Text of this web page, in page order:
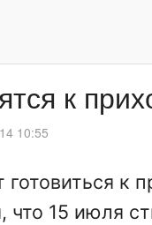
к
10:55
к
15 июля